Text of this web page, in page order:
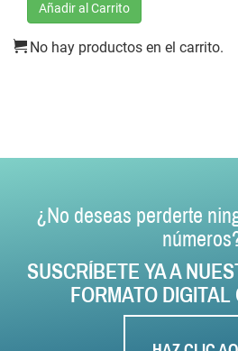
Añadir al Carrito
No hay productos en el carrito.
¿No deseas perderte
SUSCRÍBETE YA A
FORMATO DIGITAL